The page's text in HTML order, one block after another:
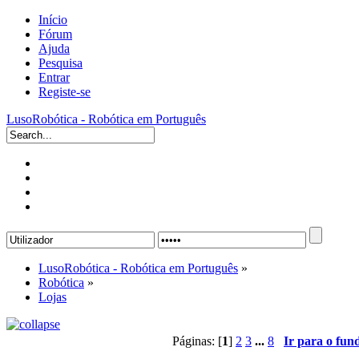
Início
Fórum
Ajuda
Pesquisa
Entrar
Registe-se
LusoRobótica - Robótica em Português
LusoRobótica - Robótica em Português »
Robótica »
Lojas
Páginas: [1] 2 3 ... 8
Ir para o